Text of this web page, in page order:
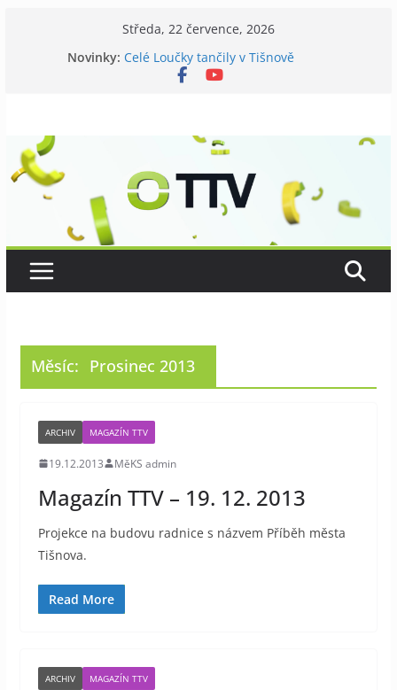
Středa, 22 července, 2026
Novinky: Celé Loučky tančily v Tišnově
V Tišnově startovali utramaratonci
Měsíc: Prosinec 2013
ARCHIV MAGAZÍN TTV
19.12.2013 MěKS admin
Magazín TTV – 19. 12. 2013
Projekce na budovu radnice s názvem Příběh města
Tišnova.
Read More
ARCHIV MAGAZÍN TTV